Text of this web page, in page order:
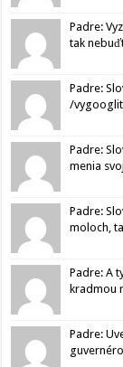
Padre:
tak
Padre:
/
Padre:
menia
Padre:
moloch,
Padre: A
kradmou
Padre: